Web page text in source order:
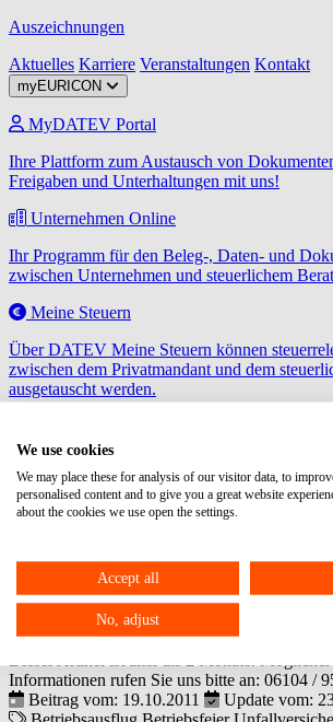
Auszeichnungen
Aktuelles Karriere Veranstaltungen Kontakt
myEURICON
MyDATEV Portal
Ihre Plattform zum Austausch von
Freigaben und Unterhaltungen mit uns!
Unternehmen Online
Ihr Programm für den Beleg-, Daten- und
zwischen Unternehmen und steuerlichem
Meine Steuern
Über DATEV Meine Steuern können
zwischen dem Privatmandant und dem
ausgetauscht werden.
Fast Docs
Gesetzliche
Betriebsfeier oder einem
Informationen rufen Sie uns bitte an: 06104 /
Beitrag vom: 19.10.2011
Update vom:
We use cookies
We may place these for analysis of our visitor data, to
personalised content and to give you a great website
about the cookies we use open the settings.
Accept all
No, adjust